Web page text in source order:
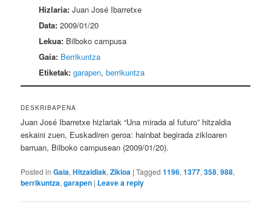
Hizlaria: Juan José Ibarretxe
Data: 2009/01/20
Lekua: Bilboko campusa
Gaia: Berrikuntza
Etiketak: garapen,berrikuntza
DESKRIBAPENA
Juan José Ibarretxe hizlariak “Una mirada al futuro” hitzaldia
eskaini zuen, Euskadiren geroa: hainbat begirada zikloaren
barruan, Bilboko campusean (2009/01/20).
Posted in Gaia,Hitzaldiak,Zikloa |Tagged 1196,1377,358,988,
berrikuntza,garapen | Leave a reply